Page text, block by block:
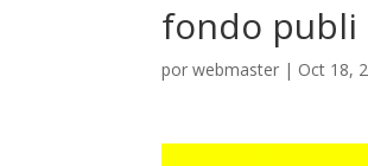
fondo publi
por webmaster | Oct 18,